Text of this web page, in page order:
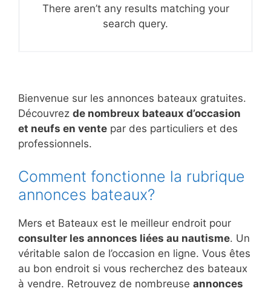
There aren’t any results matching your
search query.
Bienvenue sur les annonces bateaux gratuites.
Découvrez de nombreux bateaux d’occasion
et neufs en vente par des particuliers et des
professionnels.
Comment fonctionne la rubrique
annonces bateaux?
Mers et Bateaux est le meilleur endroit pour
consulter les annonces liées au nautisme. Un
véritable salon de l’occasion en ligne. Vous êtes
au bon endroit si vous recherchez des bateaux
à vendre. Retrouvez de nombreuse annonces